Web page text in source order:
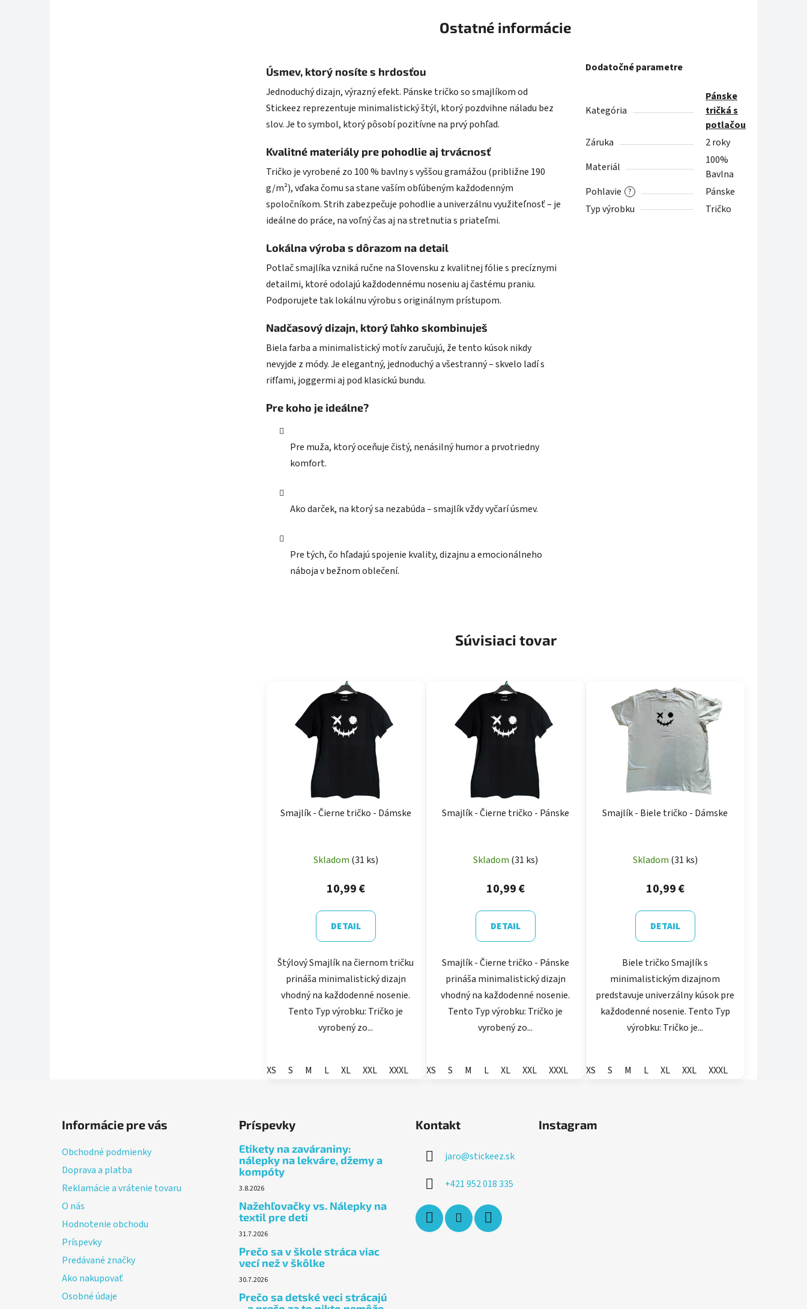
Ostatné informácie
Úsmev, ktorý nosíte s hrdosťou
Jednoduchý dizajn, výrazný efekt. Pánske tričko so smajlíkom od
Stickeez reprezentuje minimalistický štýl, ktorý pozdvihne náladu bez
slov. Je to symbol, ktorý pôsobí pozitívne na prvý pohľad.
Kvalitné materiály pre pohodlie aj trvácnosť
Tričko je vyrobené zo 100 % bavlny s vyššou gramážou (približne 190
g/m²), vďaka čomu sa stane vaším obľúbeným každodenným
spoločníkom. Strih zabezpečuje pohodlie a univerzálnu využiteľnosť – je
ideálne do práce, na voľný čas aj na stretnutia s priateľmi.
Lokálna výroba s dôrazom na detail
Potlač smajlíka vzniká ručne na Slovensku z kvalitnej fólie s precíznymi
detailmi, ktoré odolajú každodennému noseniu aj častému praniu.
Podporujete tak lokálnu výrobu s originálnym prístupom.
Nadčasový dizajn, ktorý ľahko skombinuješ
Biela farba a minimalistický motív zaručujú, že tento kúsok nikdy
nevyjde z módy. Je elegantný, jednoduchý a všestranný – skvelo ladí s
rifľami, joggermi aj pod klasickú bundu.
Pre koho je ideálne?
Pre muža, ktorý oceňuje čistý, nenásilný humor a prvotriedny
komfort.
Ako darček, na ktorý sa nezabúda – smajlík vždy vyčarí úsmev.
Pre tých, čo hľadajú spojenie kvality, dizajnu a emocionálneho
náboja v bežnom oblečení.
Dodatočné parametre
Kategória
Pánske
tričká s
potlačou
Záruka
2 roky
Materiál
100%
Bavlna
?
Pohlavie
Pánske
Typ výrobku
Tričko
Súvisiaci tovar
Smajlík - Čierne tričko - Dámske
Skladom (31 ks)
10,99 €
DETAIL
Štýlový Smajlík na čiernom tričku
prináša minimalistický dizajn
vhodný na každodenné nosenie.
Tento Typ výrobku: Tričko je
vyrobený zo...
XS S M L XL XXL XXXL
Smajlík - Čierne tričko - Pánske
Skladom (31 ks)
10,99 €
DETAIL
Smajlík - Čierne tričko - Pánske
prináša minimalistický dizajn
vhodný na každodenné nosenie.
Tento Typ výrobku: Tričko je
vyrobený zo...
XS S M L XL XXL XXXL
Smajlík - Biele tričko - Dámske
Skladom (31 ks)
10,99 €
DETAIL
Biele tričko Smajlík s
minimalistickým dizajnom
predstavuje univerzálny kúsok pre
každodenné nosenie. Tento Typ
výrobku: Tričko je...
XS S M L XL XXL XXXL
Informácie pre vás
Obchodné podmienky
Doprava a platba
Reklamácie a vrátenie tovaru
O nás
Hodnotenie obchodu
Príspevky
Predávané značky
Ako nakupovať
Osobné údaje
Príspevky
Etikety na zaváraniny:
nálepky na lekváre, džemy a
kompóty
3.8.2026
Nažehľovačky vs. Nálepky na
textil pre deti
31.7.2026
Prečo sa v škole stráca viac
vecí než v škôlke
30.7.2026
Prečo sa detské veci strácajú
Kontakt
jaro@stickeez.sk
+421 952 018 335
Instagram